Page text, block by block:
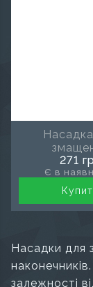
271
Є в
Насадки для
залежності